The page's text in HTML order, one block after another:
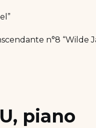
n°8 “Wilde
piano